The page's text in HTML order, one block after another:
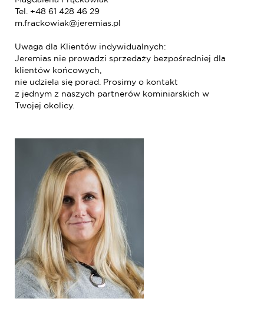
Tel. +48 61 428 46 29
m.frackowiak@jeremias.pl
Uwaga dla Klientów indywidualnych:
Jeremias nie prowadzi sprzedaży bezpośredniej dla
klientów końcowych,
nie udziela się porad. Prosimy o kontakt
z jednym z naszych partnerów kominiarskich w
Twojej okolicy.